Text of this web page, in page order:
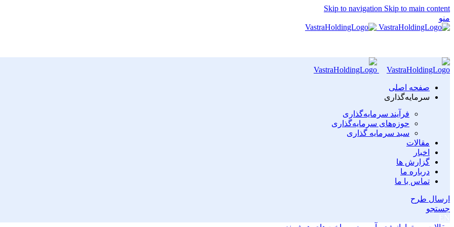
Skip to navigation Skip to main content
منو
صفحه اصلی
سرمایه‌گذاری
فرآیند سرمایه‌گذاری
حوزه‌های سرمایه‌گذاری
سبد سرمایه گذاری
مقالات
اخبار
گزارش ها
درباره ما
تماس با ما
ارسال طرح
جستجو
EN